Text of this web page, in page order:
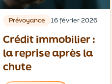
Prévoyance 16 février 2026
Crédit immobilier :
la reprise après la
chute